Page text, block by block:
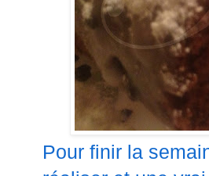
Pour finir la